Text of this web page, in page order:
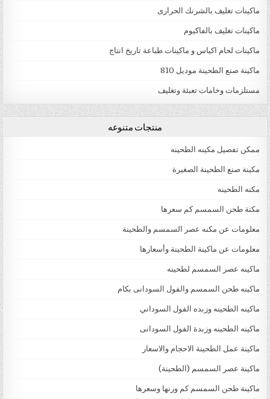
ماكينات تغليف بالشرنك الحرارى
ماكينات تغليف بالفاكيوم
ماكينات لحام اكياس و ماكينات طباعة تاريخ انتاج
ماكينة صنع الطحينة موديل 810
مستلزمات وخامات تعبئة وتغليف
منتجات متنوعه
ممكن تفصيل مكينه الطحينه
مكينة صنع الطحينة الصغيرة
مكنه الطحينه
مكنة طحن السمسم كم سعرها
معلومات عن مكنه عصر السمسم والطحينة
معلومات عن ماكينة الطحينة وأسعارها
ماكينه عصر السمسم لطحينه
ماكينه طحن السمسم والفول السودانى بكام
ماكينه الطحينه وزبده الفول السوداني
ماكينه الطحينه وزبدة الفول السودانى
ماكينة عمل الطحينة الاحجام والاسعار
ماكينة عصر السمسم (الطحينة)
ماكينة طحن السمسم كم وزنها وسعرها